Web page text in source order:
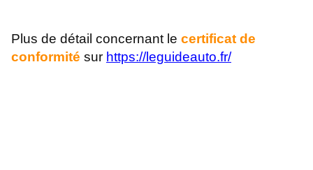
Plus de détail concernant le certificat de
conformité sur https://leguideauto.fr/